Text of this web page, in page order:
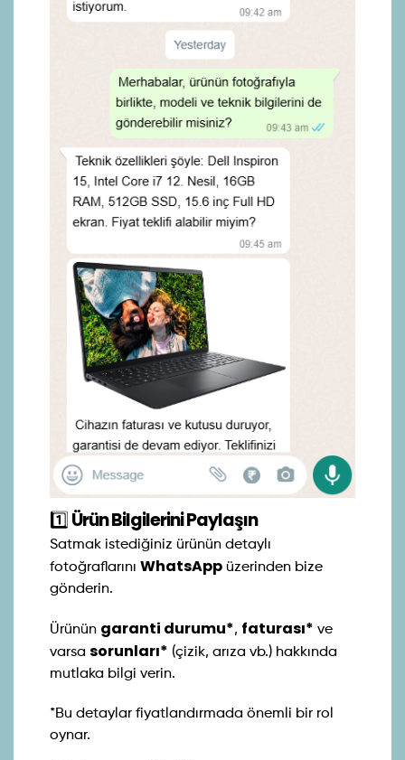
1️⃣ Ürün Bilgilerini Paylaşın
Satmak istediğiniz ürünün detaylı
fotoğraflarını WhatsApp üzerinden bize
gönderin.
Ürünün garanti durumu*, faturası* ve
varsa sorunları* (çizik, arıza vb.) hakkında
mutlaka bilgi verin.
*Bu detaylar fiyatlandırmada önemli bir rol
oynar.